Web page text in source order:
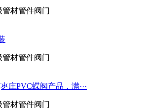
管材管件阀门
管材管件阀门
庄PVC蝶阀产品，满···
管材管件阀门